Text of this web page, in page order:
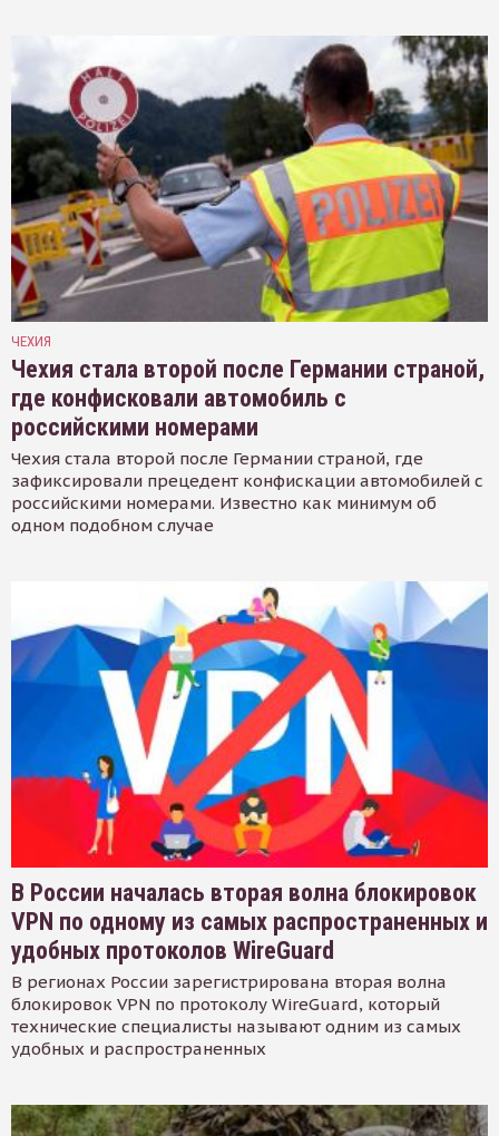
ЧЕХИЯ
Чехия стала второй после Германии страной,
где конфисковали автомобиль с
российскими номерами
Чехия стала второй после Германии страной, где
зафиксировали прецедент конфискации автомобилей с
российскими номерами. Известно как минимум об
одном подобном случае
В России началась вторая волна блокировок
VPN по одному из самых распространенных и
удобных протоколов WireGuard
В регионах России зарегистрирована вторая волна
блокировок VPN по протоколу WireGuard, который
технические специалисты называют одним из самых
удобных и распространенных